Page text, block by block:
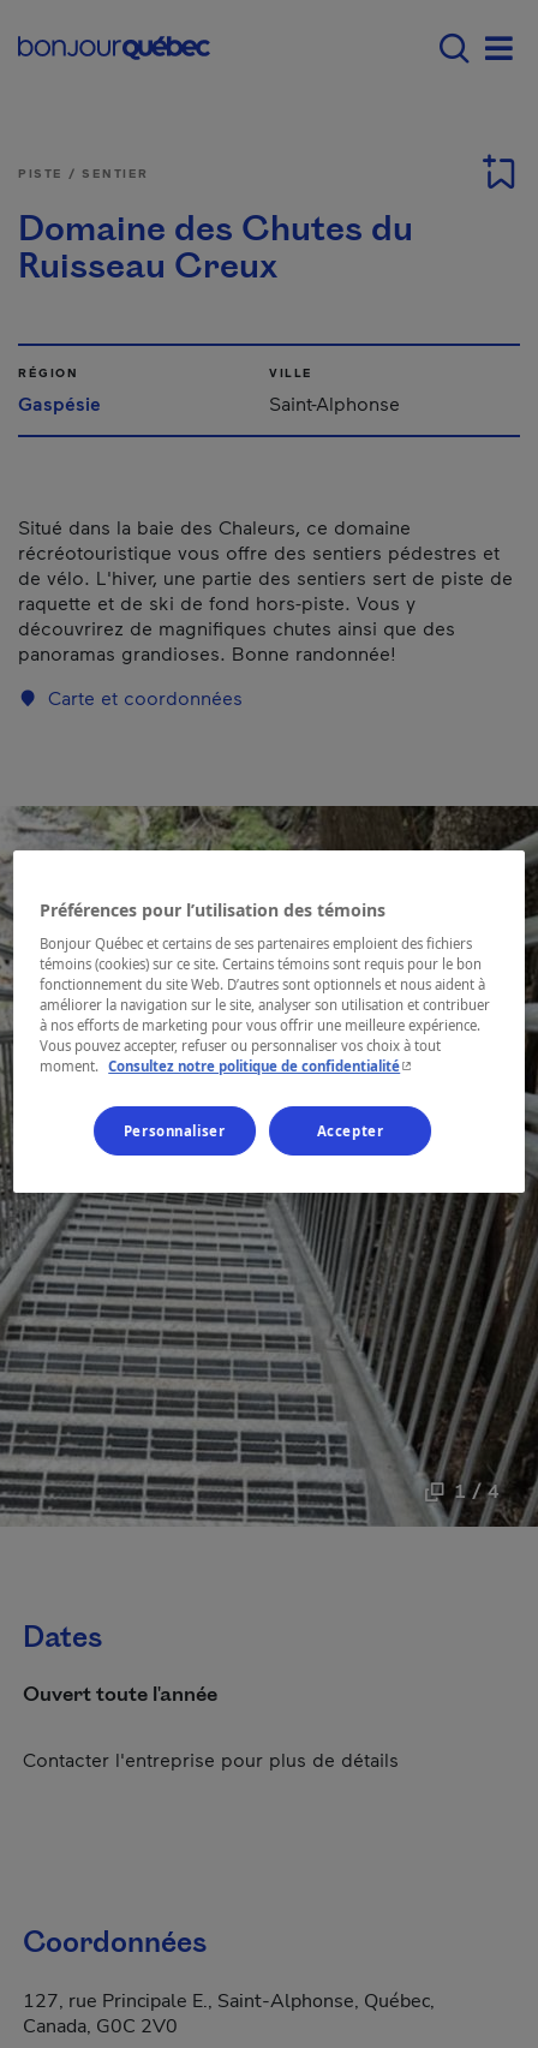
Main navigation -
1 / 4
PISTE / SENTIER
Domaine des Chutes du
Ruisseau Creux
RÉGION
Gaspésie
VILLE
Saint-Alphonse
Situé dans la baie des Chaleurs, ce domaine
récréotouristique vous offre des sentiers pédestres et
de vélo. L'hiver, une partie des sentiers sert de piste de
raquette et de ski de fond hors-piste. Vous y
découvrirez de magnifiques chutes ainsi que des
panoramas grandioses. Bonne randonnée!
Carte et coordonnées
Dates
Ouvert toute l'année
Contacter l'entreprise pour plus de détails
Coordonnées
127, rue Principale E., Saint-Alphonse, Québec,
Canada, G0C 2V0
Préférences pour l’utilisation des témoins
Bonjour Québec et certains de ses partenaires emploient des fichiers
témoins (cookies) sur ce site. Certains témoins sont requis pour le bon
fonctionnement du site Web. D’autres sont optionnels et nous aident à
améliorer la navigation sur le site, analyser son utilisation et contribuer
à nos efforts de marketing pour vous offrir une meilleure expérience.
Vous pouvez accepter, refuser ou personnaliser vos choix à tout
moment.
Consultez notre politique de confidentialité- Cet hyperlien
Personnaliser Accepter